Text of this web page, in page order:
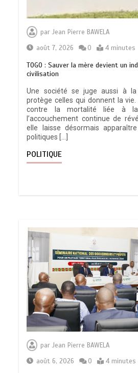
parJean Pierre BAWELA
août 7, 2026
0 4 minutes
TOGO : Sauver la mère devient un
civilisation
Une société se juge aussi à
protège celles qui donnent la
contre la mortalité liée à
l’accouchement continue de
elle laisse désormais
politiques […]
POLITIQUE
parJean Pierre BAWELA
août 6, 2026
0 4 minutes